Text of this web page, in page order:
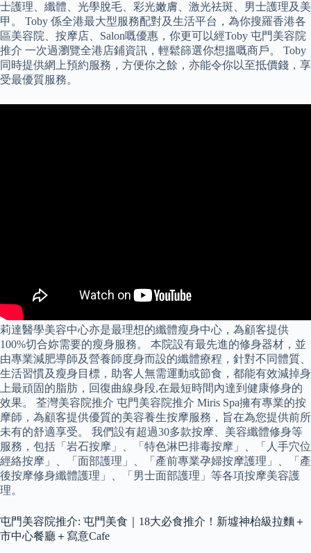
士護理、纖體、光學脫毛、彩光嫩膚、激光祛斑、男士護理及美
甲。 Toby 係全港最大型服務配對及生活平台，為你搜羅香港各
區美容院、按摩店、Salon嘅優惠，你更可以經Toby 屯門美容院
推介 一次過瀏覽全港店鋪資訊，輕鬆篩選你想搵嘅商戶。 Toby
同時提供網上預約服務，方便你之餘，亦能令你以至抵價錢，享
受最優質服務。
莉達醫學美容中心亦是最理想的纖體瘦身中心，為顧客提供
100%切合妳需要的瘦身服務。 本院設有最先進的修身器材，並
由專業減肥導師及營養師度身而設的纖體療程，針對不同體質、
生活習慣及瘦身目標，助客人無需運動或節食，都能有效減掉身
上最頑固的脂肪，回復曲線身段,在最短時間內達到健康修身的
效果。 荃灣美容院推介 屯門美容院推介 Miris Spa擁有專業的按
摩師，為顧客提供優質的美容養生按摩服務，旨在為您提供前所
未有的舒適享受。 我們設有超過30多款按摩、美容纖體修身等
服務，包括「岩石按摩」、「特色淋巴排毒按摩」、「人手穴位
經絡按摩」、「面部護理」、「產前專業孕婦按摩護理」、「產
後按摩修身纖體護理」、「男士面部護理」等各項按摩美容護
理。
屯門美容院推介: 屯門美食｜18大必食推介！新墟神枱級拉麵＋
市中心餐廳＋寫意Cafe